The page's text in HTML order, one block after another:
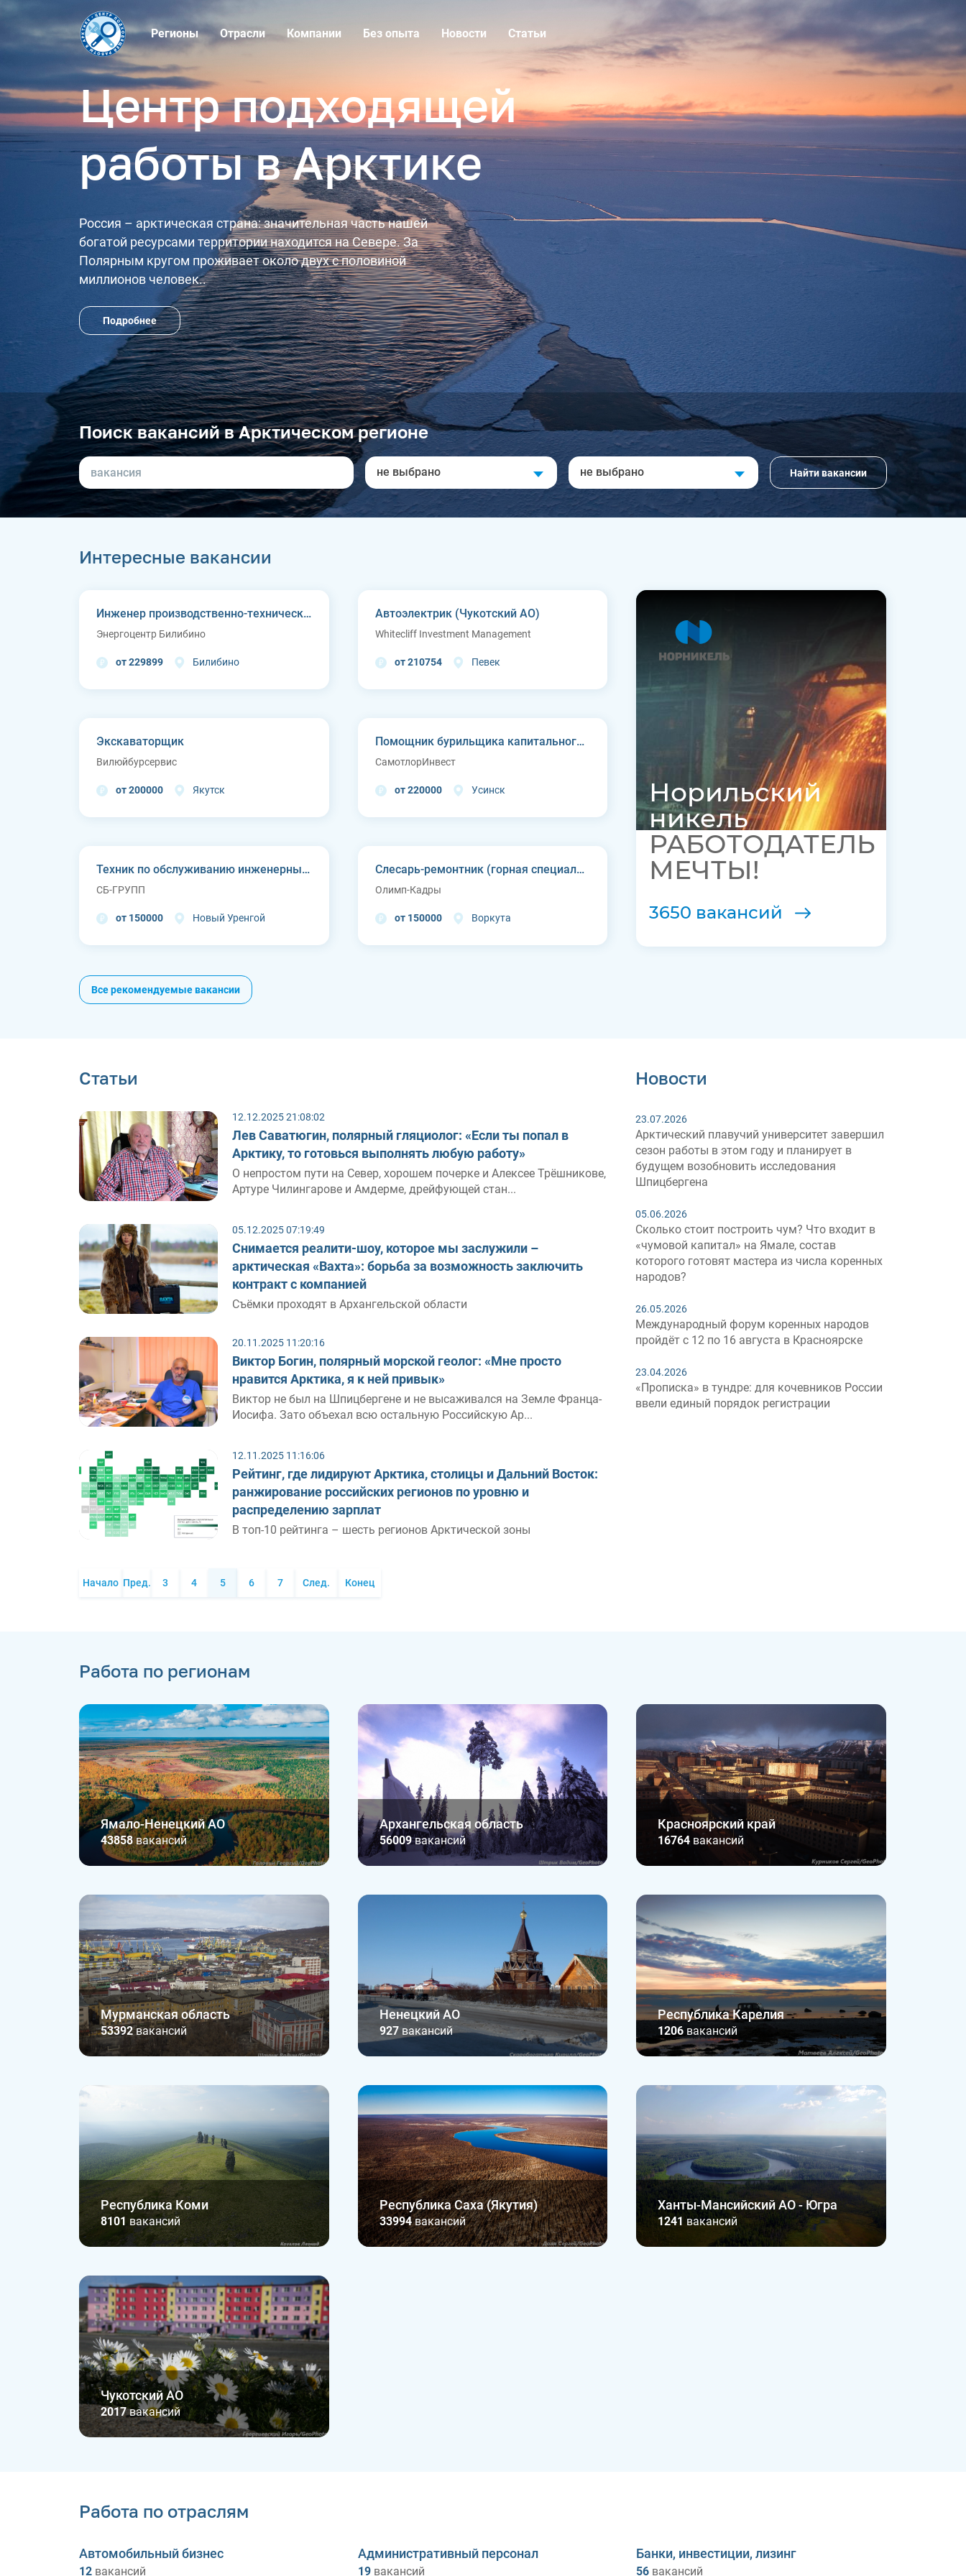
Регионы Отрасли Компании Без опыта Новости Статьи
Центр подходящей
работы в Арктике
Россия – арктическая страна: значительная часть нашей
богатой ресурсами территории находится на Севере. За
Полярным кругом проживает около двух с половиной
миллионов человек..
Подробнее
Поиск вакансий в Арктическом регионе
не выбрано не выбрано Найти вакансии
Интересные вакансии
Инженер производственно-технического отдела
Энергоцентр Билибино
от 229899 Билибино
Экскаваторщик
Вилюйбурсервис
от 200000 Якутск
Техник по обслуживанию инженерных систем
СБ-ГРУПП
от 150000 Новый Уренгой
Автоэлектрик (Чукотский АО)
Whitecliff Investment Management
от 210754 Певек
Помощник бурильщика капитального ремонта скважин (КРС)
СамотлорИнвест
от 220000 Усинск
Слесарь-ремонтник (горная специальная техника)
Олимп-Кадры
от 150000 Воркута
Норильский
никель
РАБОТОДАТЕЛЬ
МЕЧТЫ!
3650 вакансий
Все рекомендуемые вакансии
Статьи
12.12.2025 21:08:02
Лев Саватюгин, полярный гляциолог: «Если ты попал в
Арктику, то готовься выполнять любую работу»
О непростом пути на Север, хорошем почерке и Алексее Трёшникове,
Артуре Чилингарове и Амдерме, дрейфующей стан...
05.12.2025 07:19:49
Снимается реалити-шоу, которое мы заслужили –
арктическая «Вахта»: борьба за возможность заключить
контракт с компанией
Съёмки проходят в Архангельской области
20.11.2025 11:20:16
Виктор Богин, полярный морской геолог: «Мне просто
нравится Арктика, я к ней привык»
Виктор не был на Шпицбергене и не высаживался на Земле Франца-
Иосифа. Зато объехал всю остальную Российскую Ар...
12.11.2025 11:16:06
Рейтинг, где лидируют Арктика, столицы и Дальний Восток:
ранжирование российских регионов по уровню и
распределению зарплат
В топ-10 рейтинга – шесть регионов Арктической зоны
Начало Пред. 3 4 5 6 7 След. Конец
Новости
23.07.2026
Арктический плавучий университет завершил
сезон работы в этом году и планирует в
будущем возобновить исследования
Шпицбергена
05.06.2026
Сколько стоит построить чум? Что входит в
«чумовой капитал» на Ямале, состав
которого готовят мастера из числа коренных
народов?
26.05.2026
Международный форум коренных народов
пройдёт с 12 по 16 августа в Красноярске
23.04.2026
«Прописка» в тундре: для кочевников России
ввели единый порядок регистрации
Работа по регионам
Ямало-Ненецкий АО
43858вакансий
Архангельская область
56009вакансий
Красноярский край
16764 вакансий
Мурманская область
53392вакансий
Ненецкий АО
927вакансий
Республика Карелия
1206 вакансий
Республика Коми
8101 вакансий
Республика Саха (Якутия)
33994вакансий
Ханты-Мансийский АО - Югра
1241 вакансий
Чукотский АО
2017вакансий
Работа по отраслям
Автомобильный бизнес
12 вакансий
Административный персонал
19вакансий
Банки, инвестиции, лизинг
56 вакансий